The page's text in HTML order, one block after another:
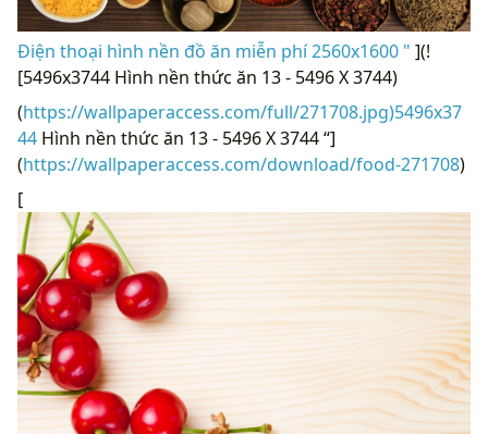
Điện thoại hình nền đồ ăn miễn phí 2560x1600 " ](!
[5496x3744 Hình nền thức ăn 13 - 5496 X 3744)
(https://wallpaperaccess.com/full/271708.jpg)5496x37
44 Hình nền thức ăn 13 - 5496 X 3744 “]
(https://wallpaperaccess.com/download/food-271708)
[